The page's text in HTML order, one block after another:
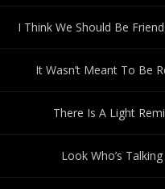
I Think We Should Be
It Wasn’t Meant To Be
There Is A Light
Look Who’s Talking